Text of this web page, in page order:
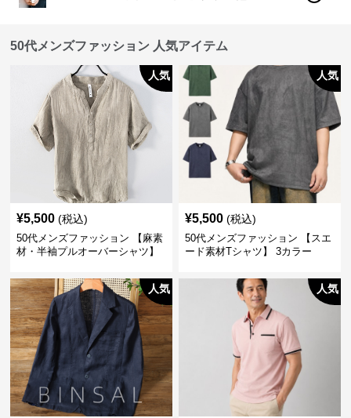
50代メンズファッション 人気アイテム
人気
¥5,500 (税込)
50代メンズファッション 【麻素
材・半袖プルオーバーシャツ】
人気
¥5,500 (税込)
50代メンズファッション 【スエ
ード素材Tシャツ】 3カラー
人気 人気